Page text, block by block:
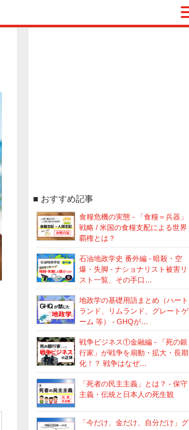
おすすめ記事
食糧危機の実態 - 「食糧＝兵器」
戦略 / 米国の食糧支配による世界
覇権とは？
石油地政学史 番外編 - 暗殺・空
爆・失脚 - ナショナリスト被害リ
スト一覧、その手口…
地政学の基礎用語まとめ（ハート
ランド、リムランド、グレートゲ
ーム 等） - GHQが…
戦争ビジネス①金融編 - 「死の銀
行家」が戦争を扇動・拡大・長期
化！？ 戦争はなぜ…
「死者の民主主義」とは？ - 保守
主義・伝統と日本人の死生観
「今だけ、金だけ、自分だけ」グ